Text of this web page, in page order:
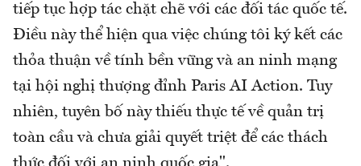
tiếp tục hợp tác chặt chẽ với các đối tác quốc tế.
Điều này thể hiện qua việc chúng tôi ký kết các
thỏa thuận về tính bền vững và an ninh mạng
tại hội nghị thượng đỉnh Paris AI Action. Tuy
nhiên, tuyên bố này thiếu thực tế về quản trị
toàn cầu và chưa giải quyết triệt để các thách